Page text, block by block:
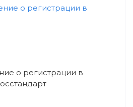
о регистрации в